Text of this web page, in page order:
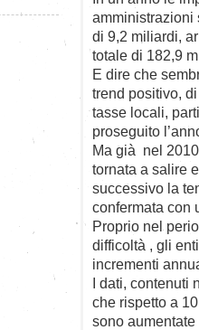
amministrazioni
di 9,2 miliardi,
totale di 182,9
E dire che
trend positivo,
tasse locali,
proseguito
Ma già nel
tornata a salire
successivo la
confermata con
Proprio nel
difficoltà , gli
incrementi
I dati, contenuti
che rispetto a
sono